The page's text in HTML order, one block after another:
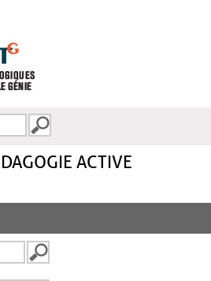
ACTIVE